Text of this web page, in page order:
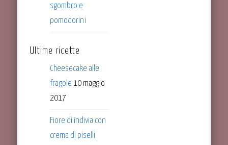
sgombro e
pomodorini
Ultime ricette
Cheesecake alle
fragole 10 maggio
2017
Fiore di indivia con
crema di piselli